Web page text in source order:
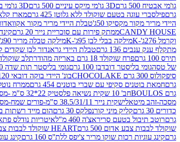
גו'מי אבטיח 500 גרם
3D גו'מי מיקס עיניים 500 גרם 3D גו'מי בקבוק לימון ליים 500 גרם
גרםפילסברי עוגה בטעם שוקולד ללא גלוטן 425 גרם מארז
היידי מריר מקור מקסיקו 50ג'
טבלת היידי מריר מקור אקוואדור
CANDY HOUSEממתק פירות עם סוכריית נייר 20 גרם
וקרמל 276ג'-K
מילקה בבלי לבן 95ג'-K מילקה טבלה מריר 90ג'-K
מתקלף ענק ענבים 136 גרם
טבלת היידי גראנדור לבן שקדים
תירס 100 גרם
פרח שוקולד 18 גרם באריזה מהודרת לב שוקולד 60 גרם באריזה
של טסהגומי בליסטר דובדבן 100 גרם גומי בליסטר תות שדה 100 גרם
סיפקולוס 300 גרם CHOCOLAKE
בונ' היידי בוקה דובאי 120ג'
גרםחמאת בוטנים סקיפי עם שברי בוטנים 454 גרם ממרח נוטלה
גרם BOULOS
חב' 10 שקית נשיאה פלסטיק 22*32 ס"מ -מסכה-זהב מיטאלי
מסכה-זהב מיטאלישקית נייר 38.5/31/11 ס"מ-פורים שמח-מסכה-זהב מיטאלי
כדורים 30 גרם
קליק מיני קורנפלקס 30 גרם הום מייד רשתות
גרםרוטב תיבול בטעם סריראצ'ה 460 מ"ל איטריות נודלס פתאי
שוקולד לבבות צבע אדום 500 גרם
HEART שוקולד לבבות צבע כסף 500 גרם
גרםקינג עוגיות רכות שוקו מריר צ'יפס ללת''ס 160 גרם קינג